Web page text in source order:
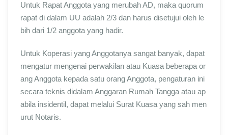
Untuk Rapat Anggota yang merubah AD, maka quorum
rapat di dalam UU adalah 2/3 dan harus disetujui oleh le
bih dari 1/2 anggota yang hadir.
Untuk Koperasi yang Anggotanya sangat banyak, dapat
mengatur mengenai perwakilan atau Kuasa beberapa or
ang Anggota kepada satu orang Anggota, pengaturan ini
secara teknis didalam Anggaran Rumah Tangga atau ap
abila insidentil, dapat melalui Surat Kuasa yang sah men
urut Notaris.